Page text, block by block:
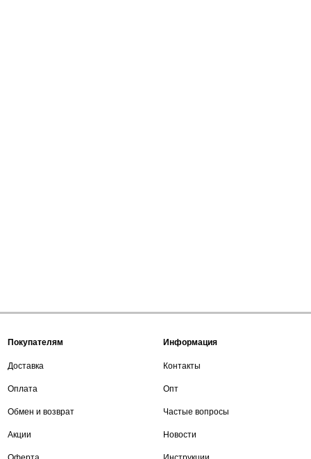
Покупателям
Доставка
Оплата
Обмен и возврат
Акции
Информация
Контакты
Опт
Частые вопросы
Новости